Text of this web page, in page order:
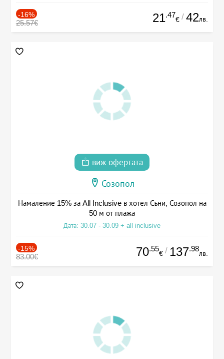
-16%
25.57€ 21.47
€ / 42лв.
виж офертата
Созопол
Намаление 15% за All Inclusive в хотел Съни, Созопол на
50 м от плажа
Дата: 30.07 - 30.09 + all inclusive
-15%
83.00€ 70.55
€ / 137.98
лв.